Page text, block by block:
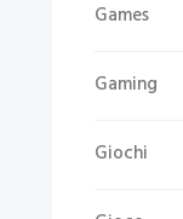
Games
Gaming
Giochi